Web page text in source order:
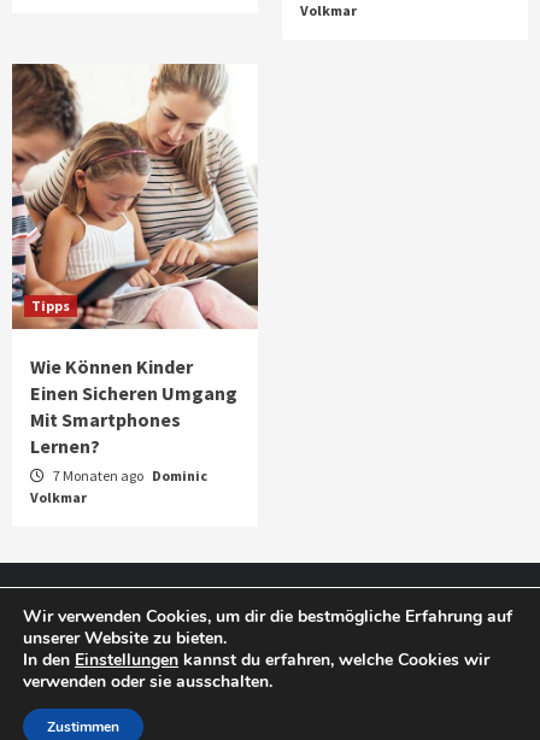
Volkmar
Tipps
Wie Können Kinder
Einen Sicheren Umgang
Mit Smartphones
Lernen?
7 Monaten ago Dominic
Volkmar
Impressum Datenschutz
Copyright © 2025 Smart Phone Blog.
Wir verwenden Cookies, um dir die bestmögliche Erfahrung auf
unserer Website zu bieten.
In den Einstellungen kannst du erfahren, welche Cookies wir
verwenden oder sie ausschalten.
Zustimmen